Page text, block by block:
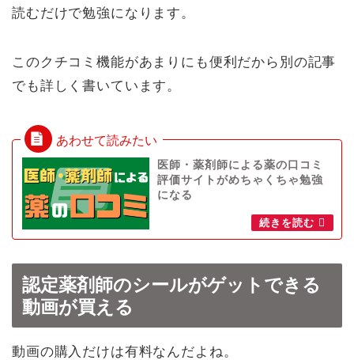
読むだけで勉強になります。
このクチコミ機能があまりにも便利だから別の記事
でも詳しく書いています。
医師・薬剤師による薬の口コミ
評価サイトがめちゃくちゃ勉強
になる
認定薬剤師のシールがゲットできる
動画が買える
動画の購入だけは有料なんだよね。